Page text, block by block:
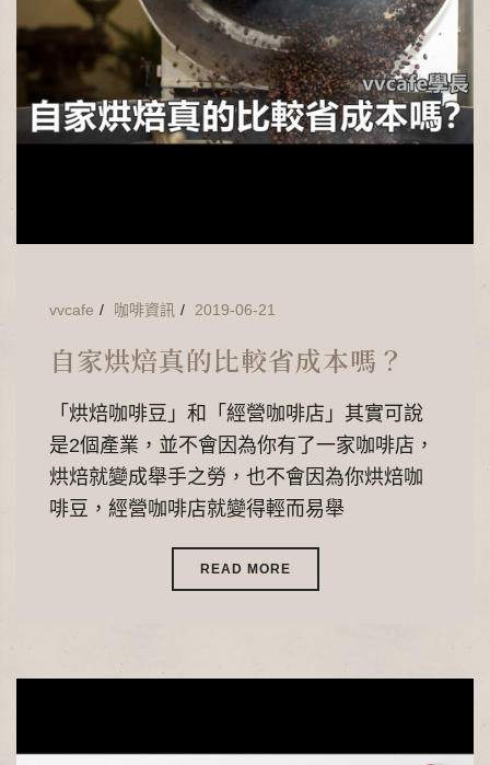
vvcafe 咖啡資訊 2019-06-21
自家烘焙真的比較省成本嗎？
「烘焙咖啡豆」和「經營咖啡店」其實可說
是2個產業，並不會因為你有了一家咖啡店，
烘焙就變成舉手之勞，也不會因為你烘焙咖
啡豆，經營咖啡店就變得輕而易舉
READ MORE